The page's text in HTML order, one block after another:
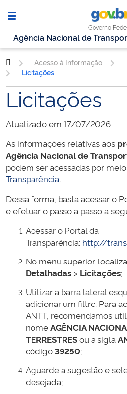
Governo
Agência Nacional de
Acesso à Informação
Licitações
Licitações
Atualizado em 17/07/2026
As informações relativas aos
Agência Nacional de
podem ser acessadas por
Transparência.
Dessa forma, basta acessar o
e efetuar o passo a passo a
Acessar o Portal da
Transparência: http://
No menu superior,
Detalhadas > Licitações;
Utilizar a barra lateral
adicionar um filtro. Para
ANTT, recomendamos
nomeAGÊNCIA
TERRESTRESou a sigla
código39250;
Aguarde a sugestão e
desejada;